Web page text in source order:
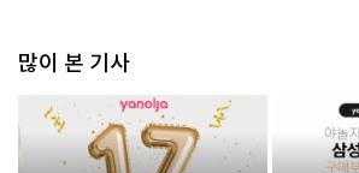
많이 본 기사